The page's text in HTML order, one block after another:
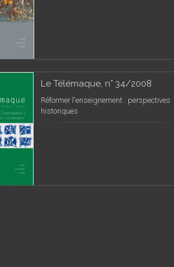
Le Télémaque, n° 34/2008
Réformer l'enseignement : perspectives
historiques